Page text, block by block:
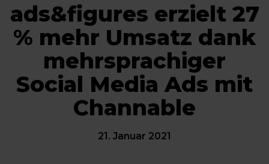
ads&figures erzielt 27
% mehr Umsatz dank
mehrsprachiger
Social Media Ads mit
Channable
21. Januar 2021